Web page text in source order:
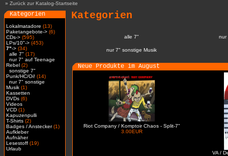
» Zurück zur Katalog-Startseite
Kategorien
Lokalmatadore (13)
Paketangebote-> (6)
CDs-> (595)
LPs/10"-> (453)
7"-> (34)
alle 7" (17)
nur 7" auf Teenage
Rebel (2)
sonstige 7"
Punk/HC/Oi! (14)
nur 7" sonstige
Musik (1)
Kassetten
DVDs (6)
Videos
VCD (1)
Kapuzenpulli
T-Shirts (2)
Badges / Anstecker(1)
Aufkleber
Aufnäher
Lesestoff (19)
Urlaub
Kategorien
alle 7" nur
nur 7" sonstige Musik
Neue Produkte im August
Riot Company / Komptoir Chaos - Split-7"
3.00EUR
VA /